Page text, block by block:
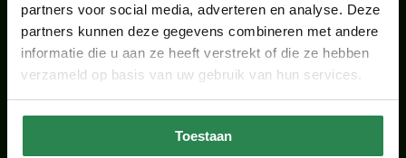
partners voor social media, adverteren en analyse. Deze
partners kunnen deze gegevens combineren met andere
informatie die u aan ze heeft verstrekt of die ze hebben
verzameld op basis van uw gebruik van hun services.
Toestaan
HANDIGE LINKS
Office plants